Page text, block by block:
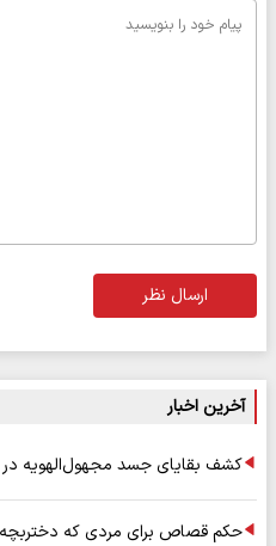
ارسال نظر
آخرین اخبار
کشف بقایای جسد مجهول‌الهویه در
حکم قصاص برای مردی که